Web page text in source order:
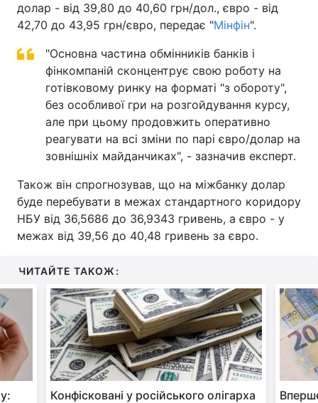
долар - від 39,80 до 40,60 грн/дол., євро - від
42,70 до 43,95 грн/євро, передає "Мінфін".
"Основна частина обмінників банків і
фінкомпаній сконцентрує свою роботу на
готівковому ринку на форматі "з обороту",
без особливої гри на розгойдування курсу,
але при цьому продовжить оперативно
реагувати на всі зміни по парі євро/долар на
зовнішніх майданчиках", - зазначив експерт.
Також він спрогнозував, що на міжбанку долар
буде перебувати в межах стандартного коридору
НБУ від 36,5686 до 36,9343 гривень, а євро - у
межах від 39,56 до 40,48 гривень за євро.
ЧИТАЙТЕ ТАКОЖ:
Конфісковані у російського олігарха